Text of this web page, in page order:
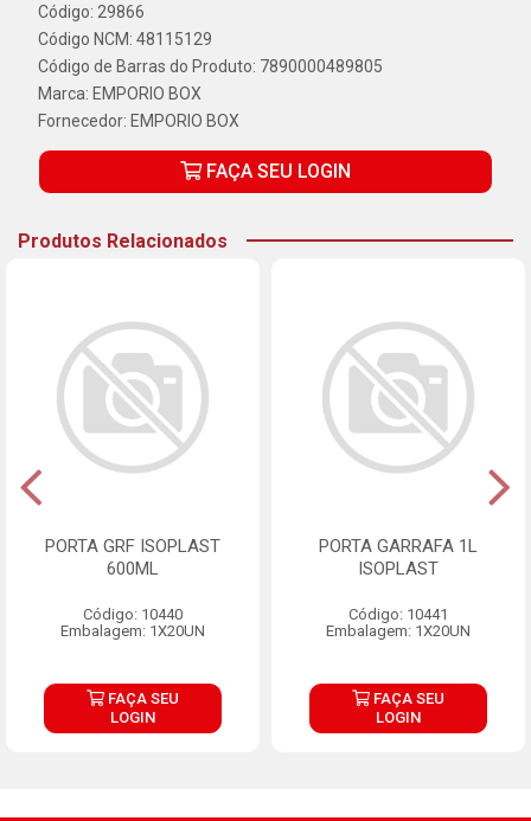
Código: 29866
Código NCM: 48115129
Código de Barras do Produto: 7890000489805
Marca: EMPORIO BOX
Fornecedor: EMPORIO BOX
FAÇA SEU LOGIN
Produtos Relacionados
PORTA GRF ISOPLAST
600ML
Código: 10440
Embalagem: 1X20UN
FAÇA SEU
LOGIN
PORTA GARRAFA 1L
ISOPLAST
Código: 10441
Embalagem: 1X20UN
FAÇA SEU
LOGIN